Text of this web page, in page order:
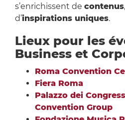
s’enrichissent de contenus
d’inspirations uniques.
Lieux pour les
Business et
Roma Convention
Fiera Roma
Palazzo dei
Convention Group